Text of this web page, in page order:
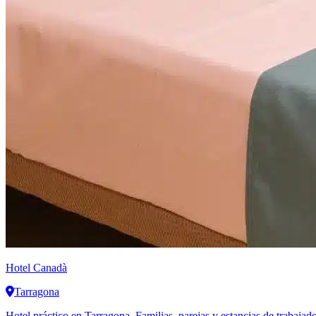
Hotel Canadà
Tarragona
Hotel práctico en Tarragona. Familias, parejas y estancias de